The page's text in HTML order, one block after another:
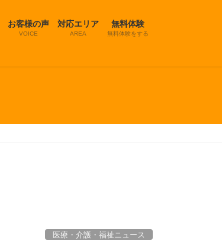
お客様の声
VOICE
対応エリア
AREA
無料体験
無料体験をする
医療・介護・福祉ニュース